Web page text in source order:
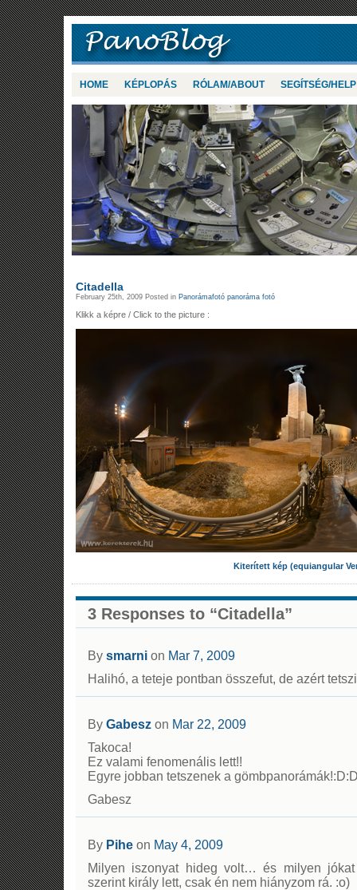
HOME KÉPLOPÁS RÓLAM/ABOUT SEGÍTSÉG/HELP
Citadella
February 25th, 2009 Posted in Panorámafotó panoráma fotó
Klikk a képre / Click to the picture :
Kiterített kép (equiangular
3 Responses to “Citadella”
By smarni on Mar 7, 2009
Halihó, a teteje pontban összefut, de azért
By Gabesz on Mar 22, 2009
Takoca!
Ez valami fenomenális lett!!
Egyre jobban tetszenek a
Gabesz
By Pihe on May 4, 2009
Milyen iszonyat hideg volt… és milyen
szerint király lett, csak én nem hiányzom rá. :o)